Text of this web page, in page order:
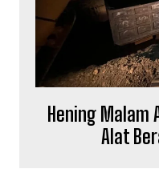
Hening Malam
Alat